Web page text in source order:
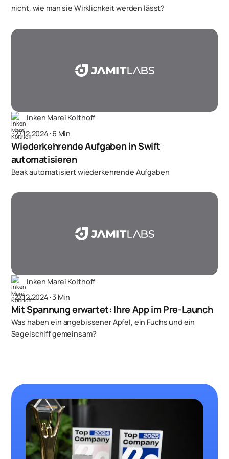
nicht, wie man sie Wirklichkeit werden lässt?
Inken Marei Kolthoff
･27.12.2024･6 Min
Wiederkehrende Aufgaben in Swift
automatisieren
Beak automatisiert wiederkehrende Aufgaben
Inken Marei Kolthoff
･27.12.2024･3 Min
Mit Spannung erwartet: Ihre App im Pre-Launch
Was haben ein angebissener Apfel, ein Fuchs und ein
Segelschiff gemeinsam?